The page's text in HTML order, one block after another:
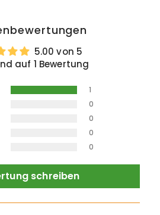
5.00 von 5
auf 1 Bewertung
1
0
0
0
0
schreiben